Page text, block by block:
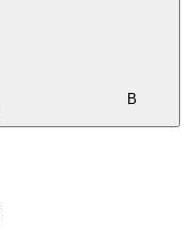
В